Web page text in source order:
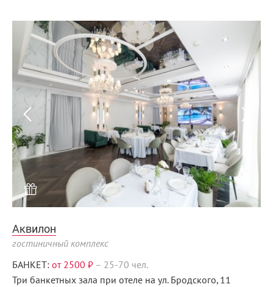
Menunsk.ru
Аквилон
гостиничный комплекс
БАНКЕТ: от 2500 ₽ – 25-70 чел.
Три банкетных зала при отеле на ул. Бродского, 11